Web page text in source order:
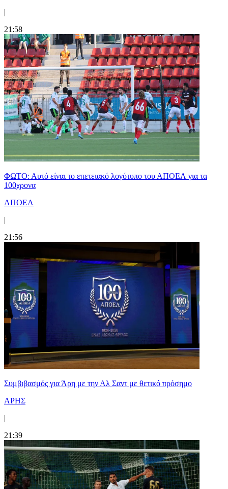
|
21:58
ΦΩΤΟ: Αυτό είναι το επετειακό λογότυπο του ΑΠΟΕΛ για τα
100χρονα
ΑΠΟΕΛ
|
21:56
Συμβιβασμός για Άρη με την Αλ Σαντ με θετικό πρόσημο
ΑΡΗΣ
|
21:39